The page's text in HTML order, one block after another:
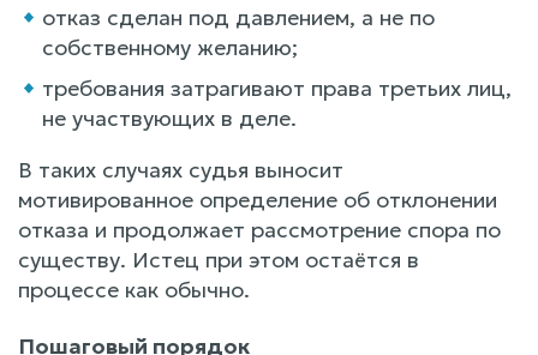
отказ сделан под давлением, а не по
собственному желанию;
требования затрагивают права третьих лиц,
не участвующих в деле.
В таких случаях судья выносит
мотивированное определение об отклонении
отказа и продолжает рассмотрение спора по
существу. Истец при этом остаётся в
процессе как обычно.
Пошаговый порядок